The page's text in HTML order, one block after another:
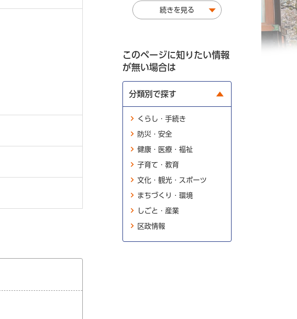
続きを見る
このページに知りたい情報
が無い場合は
分類別で探す
くらし・手続き
防災・安全
健康・医療・福祉
子育て・教育
文化・観光・スポーツ
まちづくり・環境
しごと・産業
区政情報